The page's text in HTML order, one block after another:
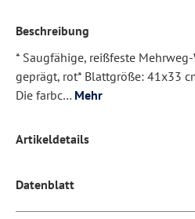
Beschreibung
* Saugfähige, reißfeste
geprägt, rot* Blattgröße: 41x33
Die farbc… Mehr
Artikeldetails
Datenblatt